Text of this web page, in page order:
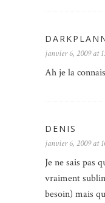
janvier 6, 2009 at
Ah je la
DENIS
janvier 6, 2009 at
Je ne sais pas
vraiment
besoin) mais